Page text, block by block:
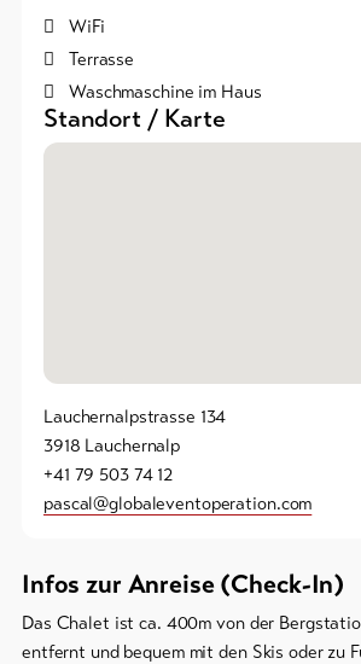
Skipässe
Bike-
Tickets
WiFi
Terrasse
Waschmaschine im Haus
Standort / Karte
Lauchernalpstrasse 134
3918 Lauchernalp
+41 79 503 74 12
pascal@globaleventoperation.com
Infos zur Anreise (Check-In)
Das Chalet ist ca. 400m von der
entfernt und bequem mit den Skis oder zu